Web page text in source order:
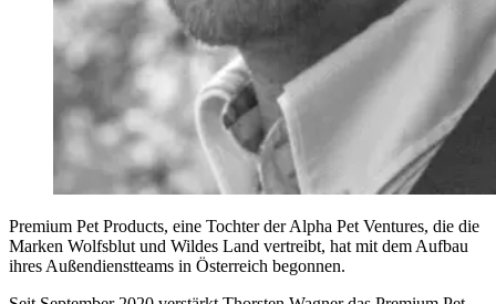
Premium Pet Products, eine Tochter der Alpha Pet Ventures, die die
Marken Wolfsblut und Wildes Land vertreibt, hat mit dem Aufbau
ihres Außendienstteams in Österreich begonnen.